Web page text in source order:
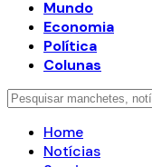
Mundo
Economia
Política
Colunas
Home
Notícias